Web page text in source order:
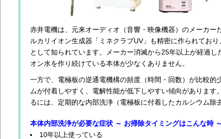
赤井電機は、元来オーディオ（音響・映像機器）のメーカー
ルカリイオン生成器「ミネクラブUV」も精密に作られてお
として知られています。メーカー消滅から25年以上が経過
オン水を作り続けている本体が少なくありません。
一方で、電極板の逆通電機構の頻度（時間・回数）が比較的
ムが付着しやすく、電解性能が低下しやすい傾向があります
るには、定期的な内部洗浄（電極板に付着したカルシウム除
本体内部洗浄が必要な症状 ～ お掃除タイミングはこんな時
10年以上使っている